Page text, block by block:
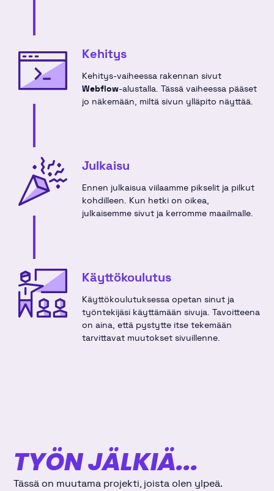
Kehitys
Kehitys-vaiheessa rakennan sivut
Webflow-alustalla. Tässä vaiheessa pääset
jo näkemään, miltä sivun ylläpito näyttää.
Julkaisu
Ennen julkaisua viilaamme pikselit ja pilkut
kohdilleen. Kun hetki on oikea,
julkaisemme sivut ja kerromme maailmalle.
Käyttökoulutus
Käyttökoulutuksessa opetan sinut ja
työntekijäsi käyttämään sivuja. Tavoitteena
on aina, että pystytte itse tekemään
tarvittavat muutokset sivuillenne.
TYÖN JÄLKIÄ...
Tässä on muutama projekti, joista olen ylpeä.